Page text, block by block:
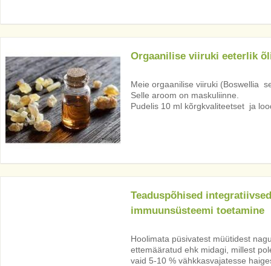
Orgaanilise viiruki eeterlik
Meie orgaanilise viiruki (Boswellia
Selle aroom on maskuliinne.
Pudelis 10 ml kõrgkvaliteetset ja
Teaduspõhised
immuunsüsteemi toetamine
Hoolimata püsivatest müütidest
ettemääratud ehk midagi, millest
vaid 5-10 % vähkkasvajatesse